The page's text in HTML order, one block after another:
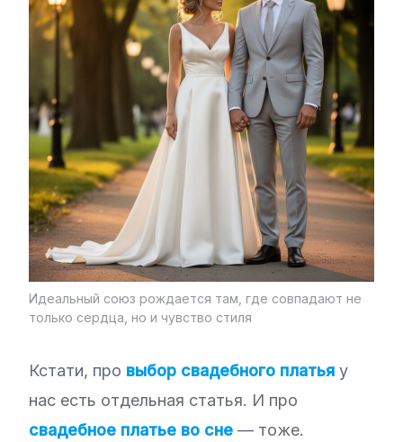
Идеальный союз рождается там, где совпадают не
только сердца, но и чувство стиля
Кстати, про выбор свадебного платья у
нас есть отдельная статья. И про
свадебное платье во сне — тоже.